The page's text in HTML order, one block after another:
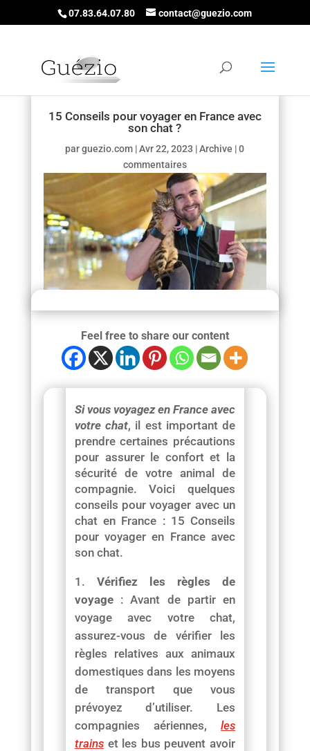
07.83.64.07.80 contact@guezio.com
15 Conseils pour voyager en France avec
son chat ?
parguezio.com |Avr 22, 2023 |Archive |0
commentaires
Feel free to share our content
Si vous voyagez en France avec
votre chat, il est important de
prendre certaines précautions
pour assurer le confort et la
sécurité de votre animal de
compagnie. Voici quelques
conseils pour voyager avec un
chat en France : 15 Conseils
pour voyager en France avec
son chat.
Vérifiez les règles de
voyage: Avant de partir en
voyage avec votre chat,
assurez-vous de vérifier les
règles relatives aux animaux
domestiques dans les moyens
de transport que vous
prévoyez d’utiliser. Les
compagnies aériennes,les
trainset les bus peuvent avoir